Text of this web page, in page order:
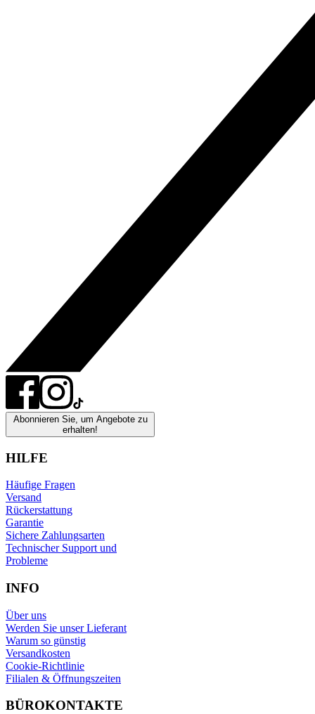
Abonnieren Sie, um Angebote zu
erhalten!
HILFE
Häufige Fragen
Versand
Rückerstattung
Garantie
Sichere Zahlungsarten
Technischer Support und
Probleme
INFO
Über uns
Werden Sie unser Lieferant
Warum so günstig
Versandkosten
Cookie-Richtlinie
Filialen & Öffnungszeiten
BÜROKONTAKTE